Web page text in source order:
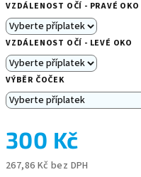
VZDÁLENOST OČÍ - PRAVÉ OKO
VZDÁLENOST OČÍ - LEVÉ OKO
VÝBĚR ČOČEK
300 Kč
267,86 Kč bez DPH